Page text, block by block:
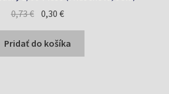
0,73€ Pôvodná
cena
bola:
0,73 €.
0,30€Aktuálna
cena
je:
0,30 €.
Pridať do košíka